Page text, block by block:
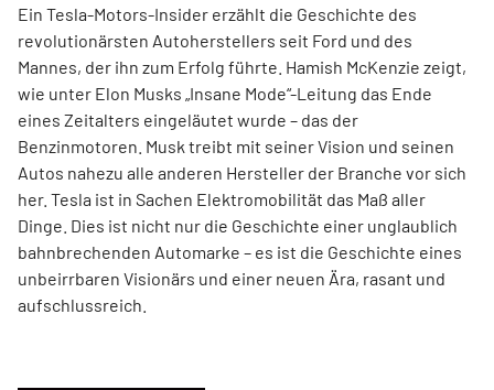
Ein Tesla-Motors-Insider erzählt die Geschichte des
revolutionärsten Autoherstellers seit Ford und des
Mannes, der ihn zum Erfolg führte. Hamish McKenzie zeigt,
wie unter Elon Musks „Insane Mode“-Leitung das Ende
eines Zeitalters eingeläutet wurde – das der
Benzinmotoren. Musk treibt mit seiner Vision und seinen
Autos nahezu alle anderen Hersteller der Branche vor sich
her. Tesla ist in Sachen Elektromobilität das Maß aller
Dinge. Dies ist nicht nur die Geschichte einer unglaublich
bahnbrechenden Automarke – es ist die Geschichte eines
unbeirrbaren Visionärs und einer neuen Ära, rasant und
aufschlussreich.